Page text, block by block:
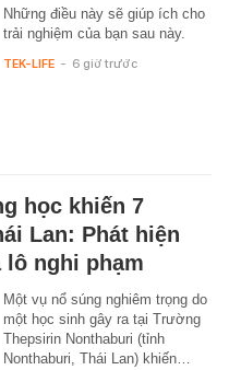
Những điều này sẽ giúp ích cho
trải nghiệm của bạn sau này.
TEK-LIFE - 6 giờ trước
học khiến 7
Lan: Phát hiện
lô nghi phạm
Một vụ nổ súng nghiêm trọng do
một học sinh gây ra tại Trường
Thepsirin Nonthaburi (tỉnh
Nonthaburi, Thái Lan) khiến…